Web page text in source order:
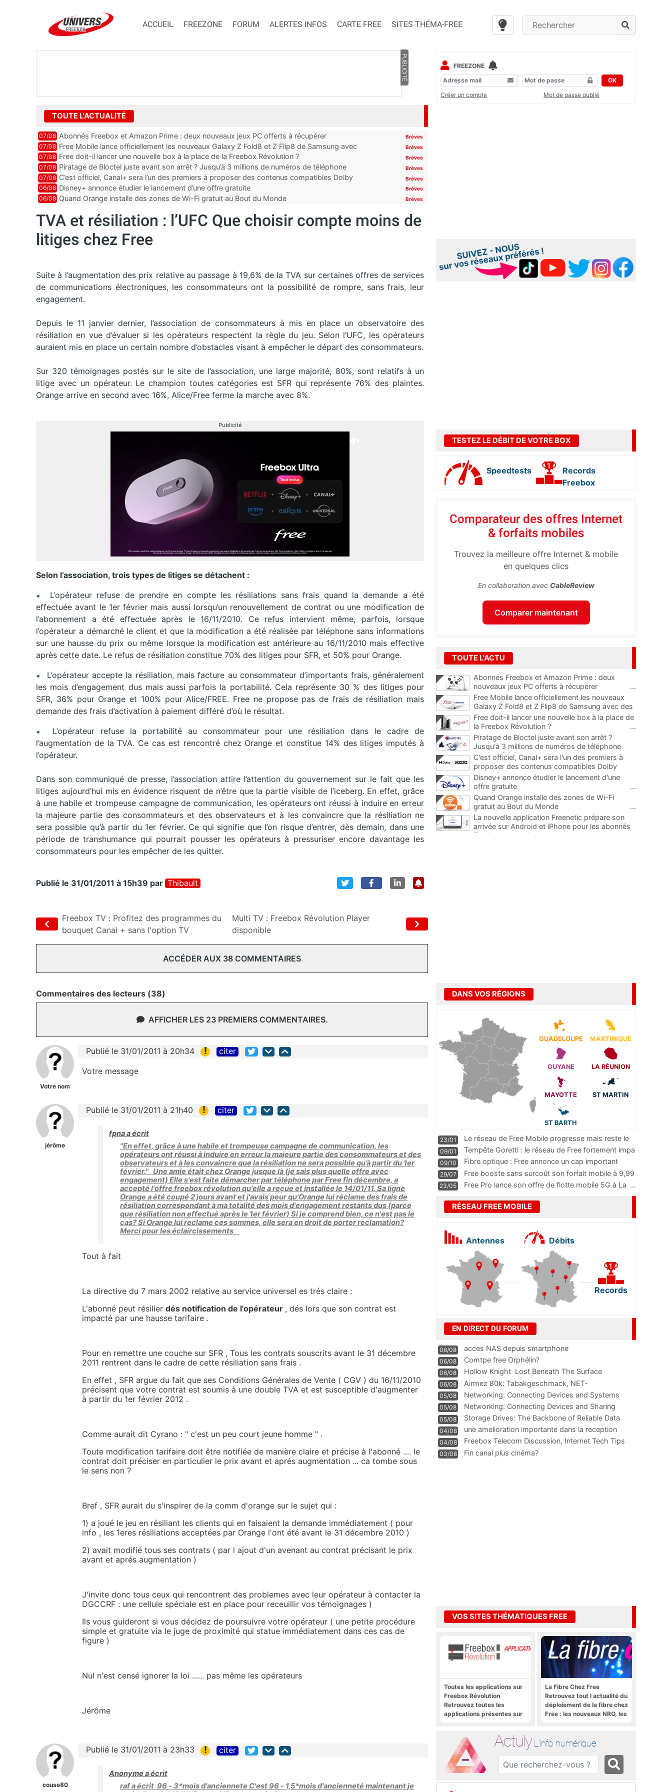
ACCUEIL FREEZONE FORUM ALERTES INFOS CARTE FREE SITES THÉMA-FREE
PUBLICITÉ
TOUTE L'ACTUALITÉ
07/08 Abonnés Freebox et Amazon Prime : deux nouveaux jeux PC offerts à récupérer Brèves
07/08 Free Mobile lance officiellement les nouveaux Galaxy Z Fold8 et Z Flip8 de Samsung avec
des promos et des cadeaux
Brèves
07/08 Free doit-il lancer une nouvelle box à la place de la Freebox Révolution ? Brèves
07/08 Piratage de Bloctel juste avant son arrêt ? Jusqu’à 3 millions de numéros de téléphone
auraient fuité
Brèves
07/08 C’est officiel, Canal+ sera l’un des premiers à proposer des contenus compatibles Dolby
Vision 2
Brèves
06/08 Disney+ annonce étudier le lancement d’une offre gratuite Brèves
06/08 Quand Orange installe des zones de Wi-Fi gratuit au Bout du Monde Brèves
TVA et résiliation : l’UFC Que choisir compte moins de
litiges chez Free
Suite à l’augmentation des prix relative au passage à 19,6% de la TVA sur certaines offres de services
de communications électroniques, les consommateurs ont la possibilité de rompre, sans frais, leur
engagement.
Depuis le 11 janvier dernier, l’association de consommateurs à mis en place un observatoire des
résiliation en vue d’évaluer si les opérateurs respectent la règle du jeu. Selon l’UFC, les opérateurs
auraient mis en place un certain nombre d’obstacles visant à empêcher le départ des consommateurs.
Sur 320 témoignages postés sur le site de l’association, une large majorité, 80%, sont relatifs à un
litige avec un opérateur. Le champion toutes catégories est SFR qui représente 76% des plaintes.
Orange arrive en second avec 16%, Alice/Free ferme la marche avec 8%.
Publicité
Selon l’association, trois types de litiges se détachent :
L’opérateur refuse de prendre en compte les résiliations sans frais quand la demande a été
effectuée avant le 1er février mais aussi lorsqu’un renouvellement de contrat ou une modification de
l’abonnement a été effectuée après le 16/11/2010. Ce refus intervient même, parfois, lorsque
l’opérateur a démarché le client et que la modification a été réalisée par téléphone sans informations
sur une hausse du prix ou même lorsque la modification est antérieure au 16/11/2010 mais effective
après cette date. Le refus de résiliation constitue 70% des litiges pour SFR, et 50% pour Orange.
L’opérateur accepte la résiliation, mais facture au consommateur d’importants frais, généralement
les mois d’engagement dus mais aussi parfois la portabilité. Cela représente 30 % des litiges pour
SFR, 36% pour Orange et 100% pour Alice/FREE. Free ne propose pas de frais de résiliation mais
demande des frais d’activation à paiement différé d’où le résultat.
L’opérateur refuse la portabilité au consommateur pour une résiliation dans le cadre de
l’augmentation de la TVA. Ce cas est rencontré chez Orange et constitue 14% des litiges imputés à
l’opérateur.
Dans son communiqué de presse, l’association attire l’attention du gouvernement sur le fait que les
litiges aujourd’hui mis en évidence risquent de n’être que la partie visible de l’iceberg. En effet, grâce
à une habile et trompeuse campagne de communication, les opérateurs ont réussi à induire en erreur
la majeure partie des consommateurs et des observateurs et à les convaincre que la résiliation ne
sera possible qu’à partir du 1er février. Ce qui signifie que l’on risque d’entrer, dès demain, dans une
période de transhumance qui pourrait pousser les opérateurs à pressuriser encore davantage les
consommateurs pour les empêcher de les quitter.
Publié le 31/01/2011 à 15h39 par Thibault
Freebox TV : Profitez des programmes du
bouquet Canal + sans l'option TV
Multi TV : Freebox Révolution Player
disponible
ACCÉDER AUX 38 COMMENTAIRES
Commentaires des lecteurs (38)
AFFICHER LES 23 PREMIERS COMMENTAIRES.
Votre nom
Publié le 31/01/2011 à 20h34 ! citer
Votre message
jérôme
Publié le 31/01/2011 à 21h40 ! citer
fpna a écrit
"En effet, grâce à une habile et trompeuse campagne de communication, les
opérateurs ont réussi à induire en erreur la majeure partie des consommateurs et des
observateurs et à les convaincre que la résiliation ne sera possible qu’à partir du 1er
février." Une amie était chez Orange jusque là (je sais plus quelle offre avec
engagement) Elle s'est faite démarcher par téléphone par Free fin décembre, a
accepté l'offre freebox révolution qu'elle a reçue et installée le 14/01/11. Sa ligne
Orange a été coupé 2 jours avant et j'avais peur qu'Orange lui réclame des frais de
résiliation correspondant à ma totalité des mois d'engagement restants dus (parce
que résiliation non effectué après le 1er février) Si je comprend bien, ce n'est pas le
cas? Si Orange lui reclame ces sommes, elle sera en droit de porter reclamation?
Merci pour les éclaircissements
Tout à fait
La directive du 7 mars 2002 relative au service universel es trés claire :
L'abonné peut résilier dés notification de l'opérateur , dés lors que son contrat est
impacté par une hausse tarifaire .
Pour en remettre une couche sur SFR , Tous les contrats souscrits avant le 31 décembre
2011 rentrent dans le cadre de cette résiliation sans frais .
En effet , SFR argue du fait que ses Conditions Générales de Vente ( CGV ) du 16/11/2010
précisent que votre contrat est soumis à une double TVA et est susceptible d'augmenter
à partir du 1er février 2012 .
Comme aurait dit Cyrano : " c'est un peu court jeune homme " .
Toute modification tarifaire doit être notifiée de manière claire et précise à l'abonné .... le
contrat doit préciser en particulier le prix avant et aprés augmentation ... ca tombe sous
le sens non ?
Bref , SFR aurait du s'inspirer de la comm d'orange sur le sujet qui :
1) a joué le jeu en résiliant les clients qui en faisaient la demande immédiatement ( pour
info , les 1eres résiliations acceptées par Orange l'ont été avant le 31 décembre 2010 )
2) avait modifié tous ses contrats ( par l ajout d'un avenant au contrat précisant le prix
avant et aprés augmentation )
J'invite donc tous ceux qui rencontrent des problemes avec leur opérateur à contacter la
DGCCRF : une cellule spéciale est en place pour receuillir vos témoignages )
Ils vous guideront si vous décidez de poursuivre votre opérateur ( une petite procédure
simple et gratuite via le juge de proximité qui statue immédiatement dans ces cas de
figure )
Nul n'est censé ignorer la loi ...... pas même les opérateurs
Jérôme
couse80
Publié le 31/01/2011 à 23h33 ! citer
Anonyme a écrit
raf a écrit 96 - 3*mois d'anciennete C'est 96 - 1,5*mois d'ancienneté maintenant je
FREEZONE
OK
Créer un compte
Mot de passe oublié
TESTEZ LE DÉBIT DE VOTRE BOX
Speedtests
Records
Freebox
Comparateur des offres Internet
& forfaits mobiles
Trouvez la meilleure offre Internet & mobile
en quelques clics
En collaboration avec CableReview
Comparer maintenant
TOUTE L'ACTU
Abonnés Freebox et Amazon Prime : deux
nouveaux jeux PC offerts à récupérer
...
Free Mobile lance officiellement les nouveaux
Galaxy Z Fold8 et Z Flip8 de Samsung avec des
promos et des cadeaux
...
Free doit-il lancer une nouvelle box à la place de
la Freebox Révolution ?
...
Piratage de Bloctel juste avant son arrêt ?
Jusqu'à 3 millions de numéros de téléphone
auraient fuité
C'est officiel, Canal+ sera l'un des premiers à
proposer des contenus compatibles Dolby
Vision 2
Disney+ annonce étudier le lancement d'une
offre gratuite
...
Quand Orange installe des zones de Wi-Fi
gratuit au Bout du Monde
...
La nouvelle application Freenetic prépare son
arrivée sur Android et iPhone pour les abonnés
Freebox, testez la
DANS VOS RÉGIONS
GUADELOUPE MARTINIQUE
GUYANE LA RÉUNION
MAYOTTE ST MARTIN
ST BARTH
23/01
Le réseau de Free Mobile progresse mais reste le
m
...
09/01
Tempête Goretti : le réseau de Free fortement impa
09/10
Fibre optique : Free annonce un cap important
pass
...
29/07
Free booste sans surcoût son forfait mobile à 9,99
23/05 Free Pro lance son offre de flotte mobile 5G à La ...
RÉSEAU FREE MOBILE
Antennes Débits
Records
EN DIRECT DU FORUM
06/08 acces NAS depuis smartphone
06/08 Comtpe free Orphélin?
06/08 Hollow Knight  Lost Beneath The Surface
06/08
Airmez 80k: Tabakgeschmack, NET-
Technologie und Leistung im
05/08 Networking: Connecting Devices and Systems
05/08
Networking: Connecting Devices and Sharing
Information
05/08
Storage Drives: The Backbone of Reliable Data
Management
04/08
une amelioration importante dans la reception
WIFI
04/08
Freebox Telecom Discussion, Internet Tech Tips
Communi
03/08 Fin canal plus cinéma?
VOS SITES THÉMATIQUES FREE
Toutes les applications sur
Freebox Révolution
Retrouvez toutes les
applications présentes sur
La Fibre Chez Free
Retrouvez tout l actualité du
déploiement de la fibre chez
Free : les nouveaux NRO, les
Actuly L'info numérique